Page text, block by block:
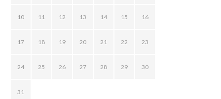
10 11 12 13 14 15 16
17 18 19 20 21 22 23
24 25 26 27 28 29 30
31